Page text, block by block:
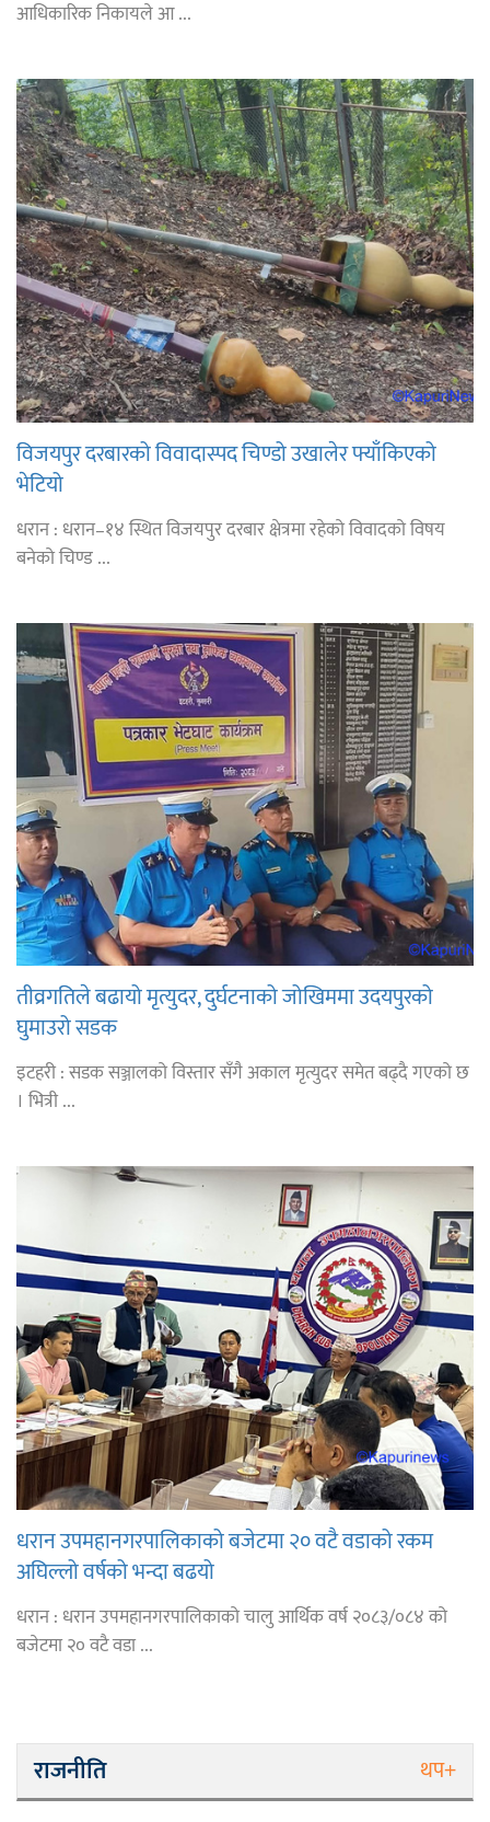
आधिकारिक निकायले आ ...
विजयपुर दरबारको विवादास्पद चिण्डो उखालेर फ्याँकिएको
भेटियो
धरान : धरान–१४ स्थित विजयपुर दरबार क्षेत्रमा रहेको विवादको विषय
बनेको चिण्ड ...
तीव्रगतिले बढायो मृत्युदर, दुर्घटनाको जोखिममा उदयपुरको
घुमाउरो सडक
इटहरी : सडक सञ्जालको विस्तार सँगै अकाल मृत्युदर समेत बढ्दै गएको छ
। भित्री ...
धरान उपमहानगरपालिकाको बजेटमा २० वटै वडाको रकम
अघिल्लो वर्षको भन्दा बढयो
धरान : धरान उपमहानगरपालिकाको चालु आर्थिक वर्ष २०८३/०८४ को
बजेटमा २० वटै वडा ...
राजनीति थप+